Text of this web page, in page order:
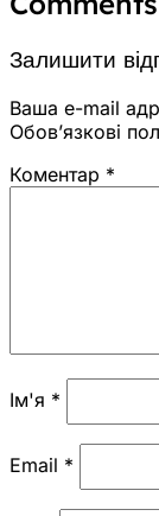
Залишити
Ваша e-mail
Обов’язкові
Коментар *
Ім'я *
Email *